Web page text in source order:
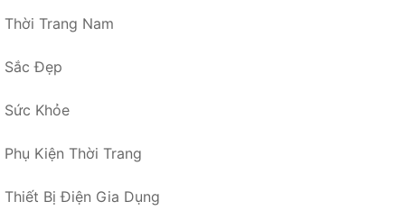
Thời Trang Nam
Sắc Đẹp
Sức Khỏe
Phụ Kiện Thời Trang
Thiết Bị Điện Gia Dụng